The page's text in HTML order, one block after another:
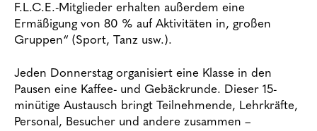
F.L.C.E.-Mitglieder erhalten außerdem eine
Ermäßigung von 80 % auf Aktivitäten in, großen
Gruppen“ (Sport, Tanz usw.).
Jeden Donnerstag organisiert eine Klasse in den
Pausen eine Kaffee- und Gebäckrunde. Dieser 15-
minütige Austausch bringt Teilnehmende, Lehrkräfte,
Personal, Besucher und andere zusammen –